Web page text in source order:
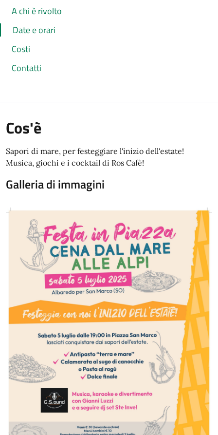
A chi è rivolto
Date e orari
Costi
Contatti
Cos'è
Sapori di mare, per festeggiare l'inizio dell'estate!
Musica, giochi e i cocktail di Ros Cafè!
Galleria di immagini